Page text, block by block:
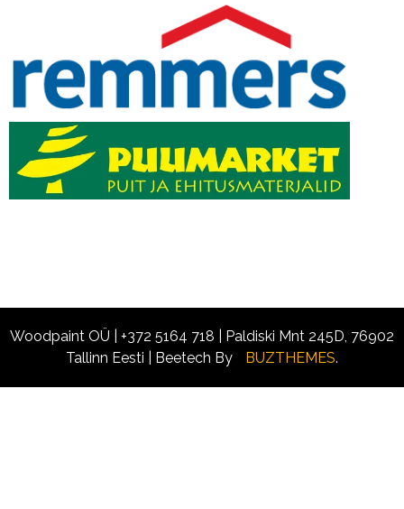
Woodpaint OÜ | +372 5164 718 | Paldiski Mnt 245D, 76902
Tallinn Eesti
Beetech By BUZTHEMES.